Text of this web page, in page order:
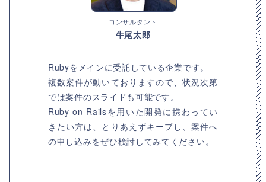
コンサルタント
牛尾太郎
Rubyをメインに受託している企業です。
複数案件が動いておりますので、状況次第
では案件のスライドも可能です。
Ruby on Railsを用いた開発に携わってい
きたい方は、とりあえずキープし、案件へ
の申し込みをぜひ検討してみてください。